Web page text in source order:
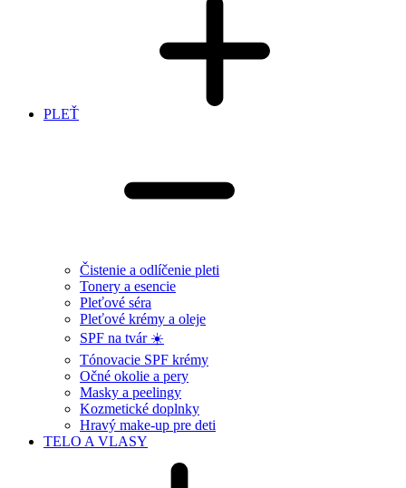
PLEŤ
Čistenie a odlíčenie pleti
Tonery a esencie
Pleťové séra
Pleťové krémy a oleje
SPF na tvár ☀️
Tónovacie SPF krémy
Očné okolie a pery
Masky a peelingy
Kozmetické doplnky
Hravý make-up pre deti
TELO A VLASY